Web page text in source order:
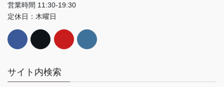
営業時間 11:30-19:30
定休日：木曜日
サイト内検索